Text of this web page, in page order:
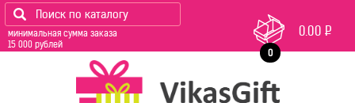
минимальная сумма заказа
15 000 рублей
0
0.00 Р